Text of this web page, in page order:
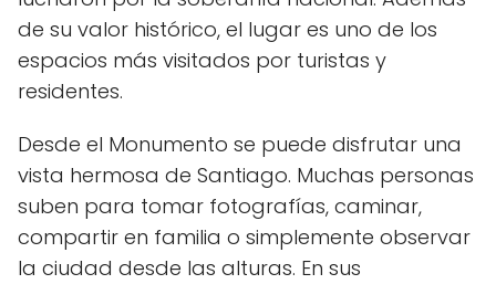
de su valor histórico, el lugar es uno de los
espacios más visitados por turistas y
residentes.
Desde el Monumento se puede disfrutar una
vista hermosa de Santiago. Muchas personas
suben para tomar fotografías, caminar,
compartir en familia o simplemente observar
la ciudad desde las alturas. En sus